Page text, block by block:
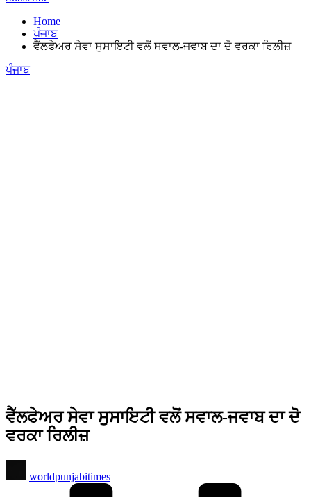
Home
ਪੰਜਾਬ
ਵੈੱਲਫੇਅਰ ਸੇਵਾ ਸੁਸਾਇਟੀ ਵਲੋਂ ਸਵਾਲ-ਜਵਾਬ ਦਾ ਦੋ ਵਰਕਾ ਰਿਲੀਜ਼
Posted
ਪੰਜਾਬ
ਵੈੱਲਫੇਅਰ ਸੇਵਾ ਸੁਸਾਇਟੀ ਵਲੋਂ ਸਵਾਲ-ਜਵਾਬ ਦਾ ਦੋ
ਵਰਕਾ ਰਿਲੀਜ਼
worldpunjabitimes